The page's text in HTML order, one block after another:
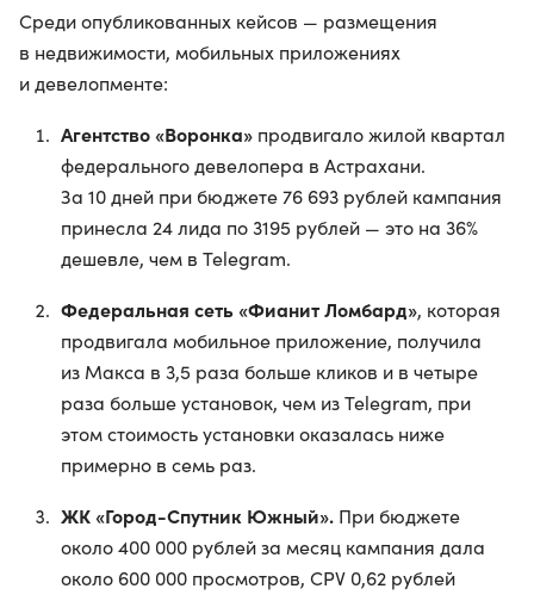
Среди опубликованных кейсов — размещения
в недвижимости, мобильных приложениях
и девелопменте:
Агентство «Воронка» продвигало жилой квартал
федерального девелопера в Астрахани.
За 10 дней при бюджете 76 693 рублей кампания
принесла 24 лида по 3195 рублей — это на 36%
дешевле, чем в Telegram.
Федеральная сеть «Фианит Ломбард», которая
продвигала мобильное приложение, получила
из Макса в 3,5 раза больше кликов и в четыре
раза больше установок, чем из Telegram, при
этом стоимость установки оказалась ниже
примерно в семь раз.
ЖК «Город-Спутник Южный». При бюджете
около 400 000 рублей за месяц кампания дала
около 600 000 просмотров, CPV 0,62 рублей